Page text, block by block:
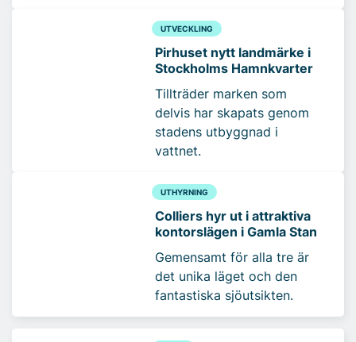
UTVECKLING
Pirhuset nytt landmärke i
Stockholms Hamnkvarter
Tillträder marken som
delvis har skapats genom
stadens utbyggnad i
vattnet.
UTHYRNING
Colliers hyr ut i attraktiva
kontorslägen i Gamla Stan
Gemensamt för alla tre är
det unika läget och den
fantastiska sjöutsikten.